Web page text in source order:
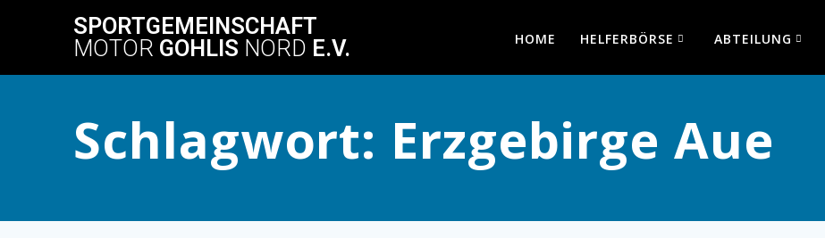
SPORTGEMEINSCHAFT
MOTOR GOHLIS NORD E.V. HOME HELFERBÖRSE ABTEILUNG
Schlagwort: Erzgebirge Aue